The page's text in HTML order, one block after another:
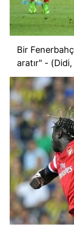
Bir
aratır" -